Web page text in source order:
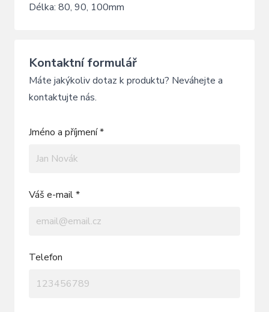
Délka: 80, 90, 100mm
Kontaktní formulář
Máte jakýkoliv dotaz k produktu? Neváhejte a
kontaktujte nás.
Jméno a příjmení *
Váš e-mail *
Telefon